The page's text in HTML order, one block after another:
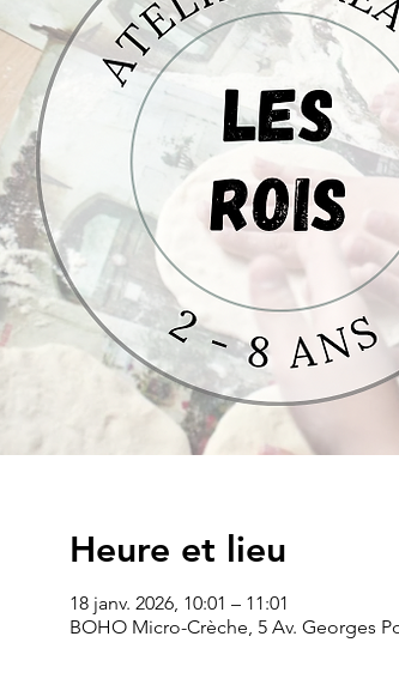
Heure et lieu
18 janv. 2026, 10:01 – 11:01
BOHO Micro-Crèche, 5 Av. Georges